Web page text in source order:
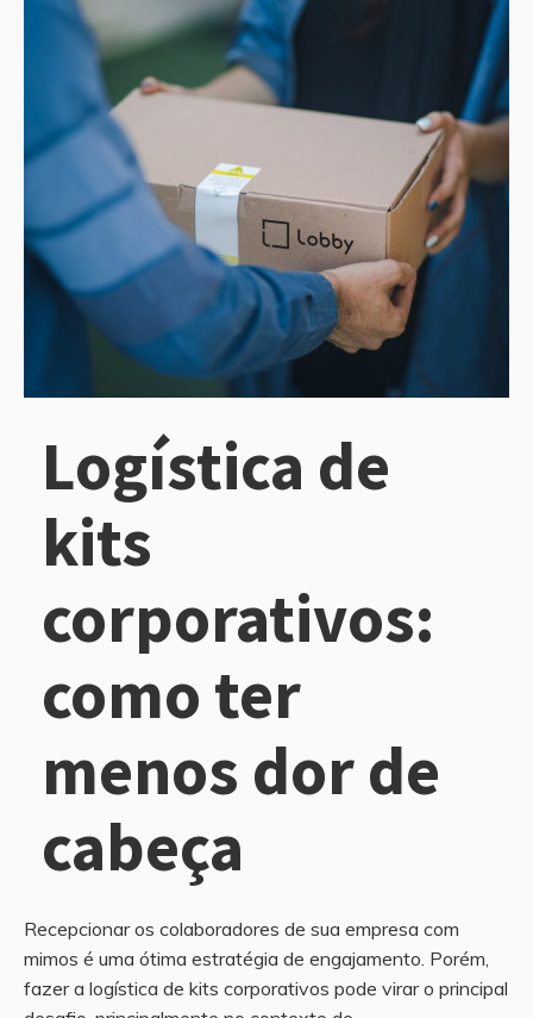
Logística de
kits
corporativos:
como ter
menos dor de
cabeça
Recepcionar os colaboradores de sua empresa com
mimos é uma ótima estratégia de engajamento. Porém,
fazer a logística de kits corporativos pode virar o principal